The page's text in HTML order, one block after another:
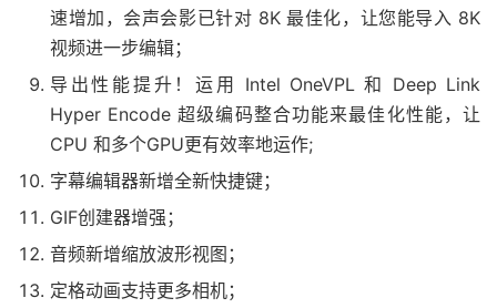
速增加，会声会影已针对 8K 最佳化，让您能导入 8K
视频进一步编辑；
导出性能提升！运用 Intel OneVPL 和 Deep Link
Hyper Encode 超级编码整合功能来最佳化性能，让
CPU 和多个GPU更有效率地运作;
字幕编辑器新增全新快捷键；
GIF创建器增强；
音频新增缩放波形视图；
定格动画支持更多相机；